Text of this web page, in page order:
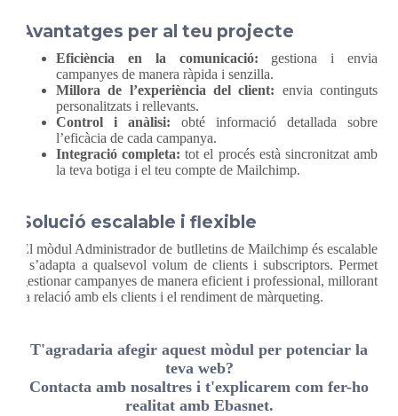
Avantatges per al teu projecte
Eficiència en la comunicació: gestiona i envia
campanyes de manera ràpida i senzilla.
Millora de l’experiència del client: envia continguts
personalitzats i rellevants.
Control i anàlisi: obté informació detallada sobre
l’eficàcia de cada campanya.
Integració completa: tot el procés està sincronitzat amb
la teva botiga i el teu compte de Mailchimp.
Solució escalable i flexible
El mòdul Administrador de butlletins de Mailchimp és escalable
i s’adapta a qualsevol volum de clients i subscriptors. Permet
gestionar campanyes de manera eficient i professional, millorant
la relació amb els clients i el rendiment de màrqueting.
T'agradaria afegir aquest mòdul per potenciar la
teva web?
Contacta amb nosaltres i t'explicarem com fer-ho
realitat amb Ebasnet.